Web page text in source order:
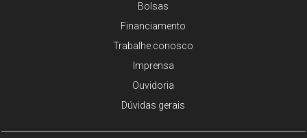
Bolsas
Financiamento
Trabalhe conosco
Imprensa
Ouvidoria
Dúvidas gerais